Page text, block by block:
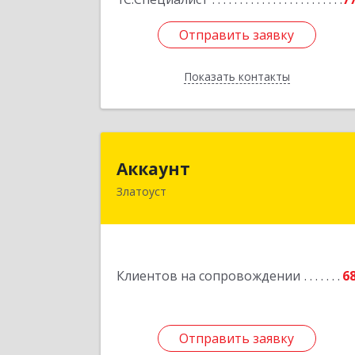
Отправить заявку
Показать контакты
Отправить заявку
Назад
Аккаунт
Златоуст
Клиентов на сопровождении
Отправить заявку
456200, Челябинская обл, Златоуст г,
Отправить заявку